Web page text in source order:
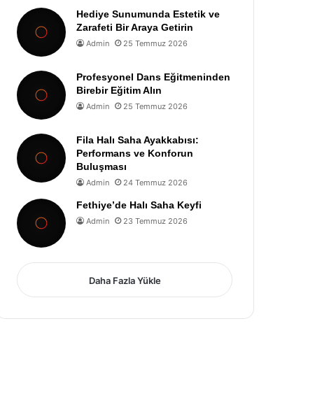
Hediye Sunumunda Estetik ve
Zarafeti Bir Araya Getirin
Admin 25 Temmuz 2026
Profesyonel Dans Eğitmeninden
Birebir Eğitim Alın
Admin 25 Temmuz 2026
Fila Halı Saha Ayakkabısı:
Performans ve Konforun
Buluşması
Admin 24 Temmuz 2026
Fethiye’de Halı Saha Keyfi
Admin 23 Temmuz 2026
Daha Fazla Yükle